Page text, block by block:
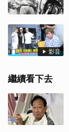
影音
繼續看下去